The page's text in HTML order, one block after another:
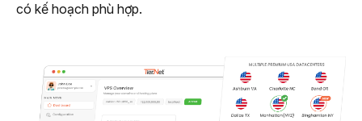
có kế hoạch phù hợp.